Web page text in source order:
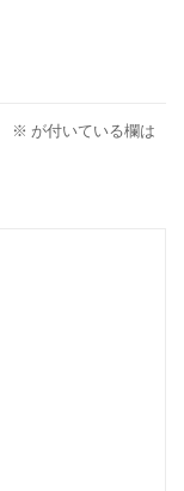
※ が付いている欄は